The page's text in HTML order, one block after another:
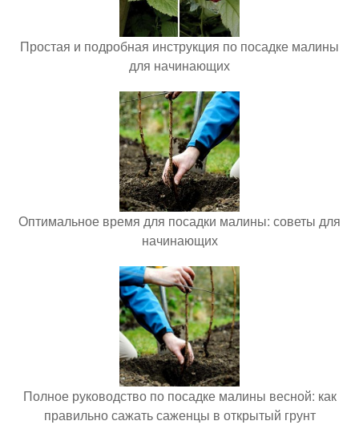
Простая и подробная инструкция по посадке малины
для начинающих
Оптимальное время для посадки малины: советы для
начинающих
Полное руководство по посадке малины весной: как
правильно сажать саженцы в открытый грунт